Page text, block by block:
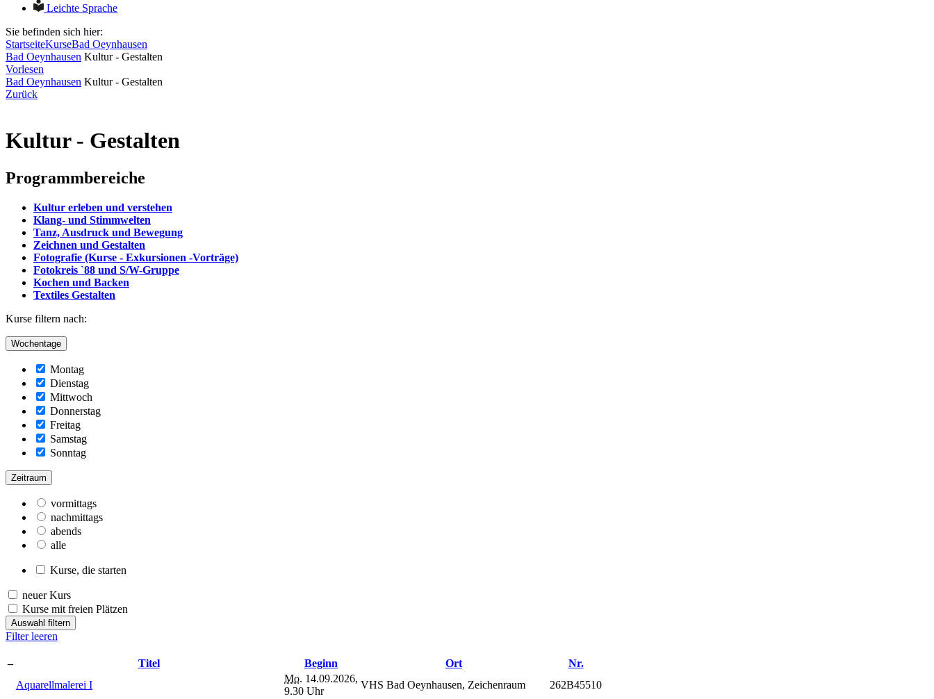
Leichte Sprache
Sie befinden sich hier:
StartseiteKurseBad Oeynhausen
Bad Oeynhausen Kultur - Gestalten
Vorlesen
Bad Oeynhausen Kultur - Gestalten
Zurück
Kultur - Gestalten
Programmbereiche
Kultur erleben und verstehen
Klang- und Stimmwelten
Tanz, Ausdruck und Bewegung
Zeichnen und Gestalten
Fotografie (Kurse - Exkursionen -Vorträge)
Fotokreis `88 und S/W-Gruppe
Kochen und Backen
Textiles Gestalten
Kurse filtern nach:
Wochentage
Montag
Dienstag
Mittwoch
Donnerstag
Freitag
Samstag
Sonntag
Zeitraum
vormittags
nachmittags
abends
alle
Kurse, die starten
neuer Kurs
Kurse mit freien Plätzen
Auswahl filtern
Filter leeren
– Titel Beginn Ort
Nr.
Aquarellmalerei I
Mo. 14.09.2026,
9.30 Uhr
VHS Bad Oeynhausen, Zeichenraum 262B45510